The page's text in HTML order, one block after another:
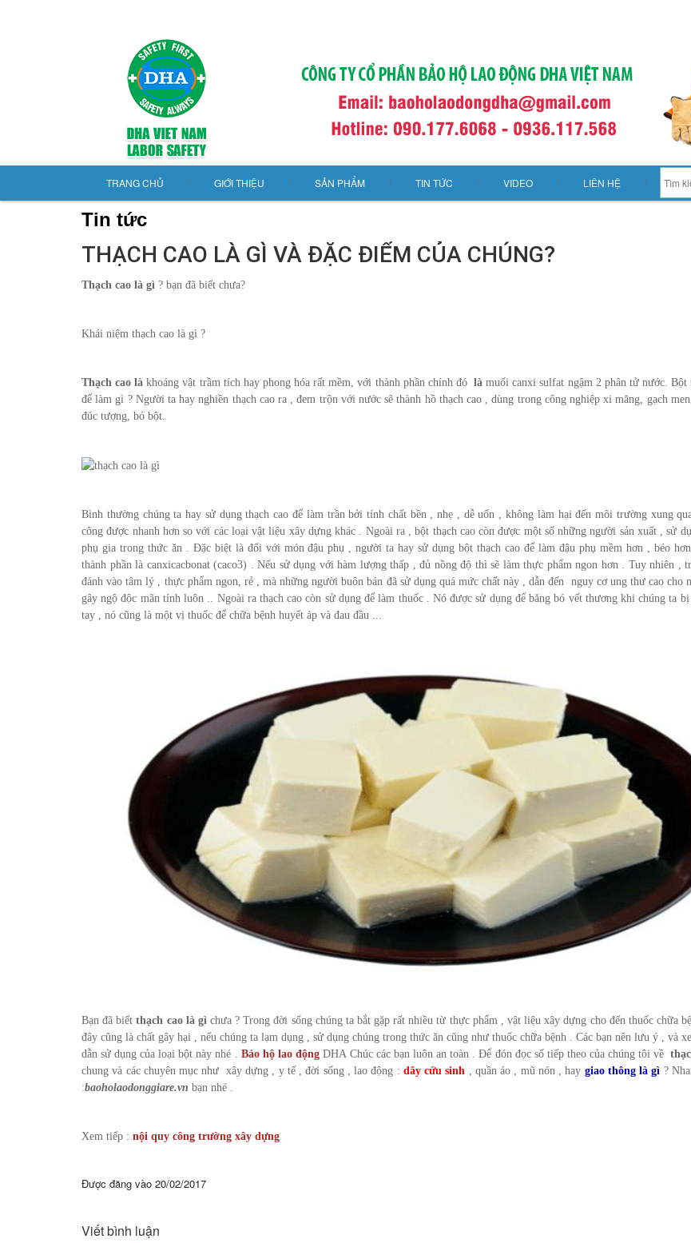
TRANG CHỦ GIỚI THIỆU SẢN PHẨM TIN TỨC VIDEO LIÊN HỆ
Tin tức
THẠCH CAO LÀ GÌ VÀ ĐẶC ĐIỂM CỦA CHÚNG?
Thạch cao là gì ? bạn đã biết chưa?
Khái niệm thạch cao là gì ?
Thạch cao là khoáng vật trầm tích hay phong hóa rất mềm, với thành phần chính đólàmuối canxi sulfat ngậm 2 phân tử nước. Bột
để làm gì ? Người ta hay nghiền thạch cao ra , đem trộn với nước sẽ thành hồ thạch cao , dùng trong công nghiệp xi măng, gạch
đúc tượng, bó bột.
Bình thường chúng ta hay sử dụng thạch cao để làm trần bởi tính chất bền , nhẹ , dễ uốn , không làm hại đến môi trường xung
công được nhanh hơn so với các loại vật liệu xây dựng khác . Ngoài ra , bột thạch cao còn được một số những người sản xuất , sử
phụ gia trong thức ăn . Đặc biệt là đối với món đậu phụ , người ta hay sử dụng bột thạch cao để làm đậu phụ mềm hơn , béo
thành phần là canxicacbonat (caco3) . Nếu sử dụng với hàm lượng thấp , đủ nồng độ thì sẽ làm thực phẩm ngon hơn . Tuy nhiên ,
đánh vào tâm lý , thực phẩm ngon, rẻ , mà những người buôn bán đã sử dụng quá mức chất này , dẫn đến nguy cơ ung thư cao cho
gây ngộ độc mãn tính luôn .. Ngoài ra thạch cao còn sử dụng để làm thuốc . Nó được sử dụng để băng bó vết thương khi chúng ta
tay , nó cũng là một vị thuốc để chữa bệnh huyết áp và đau đầu ...
Bạn đã biết thạch cao là gì chưa ? Trong đời sống chúng ta bắt gặp rất nhiều từ thực phẩm , vật liệu xây dựng cho đến thuốc chữa
đây cũng là chất gây hại , nếu chúng ta lạm dụng , sử dụng chúng trong thức ăn cũng như thuốc chữa bệnh . Các bạn nên lưu ý , và
dẫn sử dụng của loại bột này nhé . Bảo hộ lao độngDHA Chúc các bạn luôn an toàn . Để đón đọc số tiếp theo của chúng tôi về
chung và các chuyên mục như xây dựng , y tế , đời sống , lao động : dây cứu sinh , quần áo , mũ nón , hay giao thông là gì ?
:baoholaodonggiare.vn bạn nhé .
Xem tiếp : nội quy công trường xây dựng
Được đăng vào 20/02/2017
Viết bình luận